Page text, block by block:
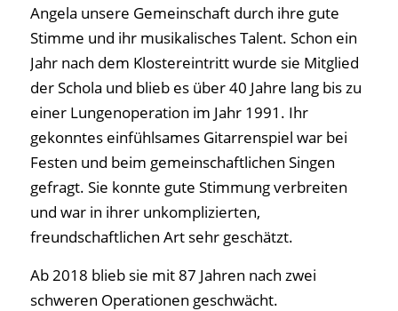
Angela unsere Gemeinschaft durch ihre gute
Stimme und ihr musikalisches Talent. Schon ein
Jahr nach dem Klostereintritt wurde sie Mitglied
der Schola und blieb es über 40 Jahre lang bis zu
einer Lungenoperation im Jahr 1991. Ihr
gekonntes einfühlsames Gitarrenspiel war bei
Festen und beim gemeinschaftlichen Singen
gefragt. Sie konnte gute Stimmung verbreiten
und war in ihrer unkomplizierten,
freundschaftlichen Art sehr geschätzt.
Ab 2018 blieb sie mit 87 Jahren nach zwei
schweren Operationen geschwächt.